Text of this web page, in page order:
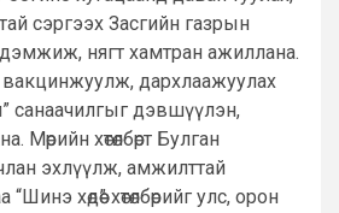
сэргээх Засгийн газрын
дэмжиж, нягт хамтран ажиллана.
дархлаажуулах
санаачилгыг дэвшүүлэн,
хөтөлбөрт Булган
эхлүүлж, амжилттай
хөдөө” хөтөлбөрийг улс, орон